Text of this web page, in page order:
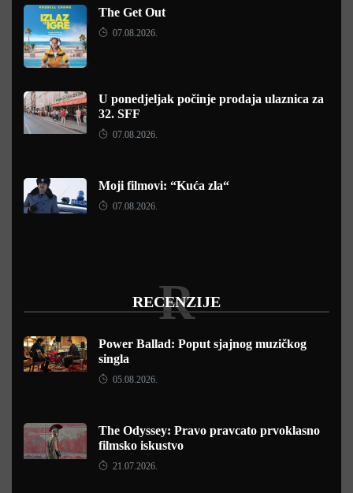
The Get Out
07.08.2026.
U ponedjeljak počinje prodaja ulaznica za
32. SFF
07.08.2026.
Moji filmovi: “Kuća zla“
07.08.2026.
RECENZIJE
R
Power Ballad: Poput sjajnog muzičkog
singla
05.08.2026.
The Odyssey: Pravo pravcato prvoklasno
filmsko iskustvo
21.07.2026.